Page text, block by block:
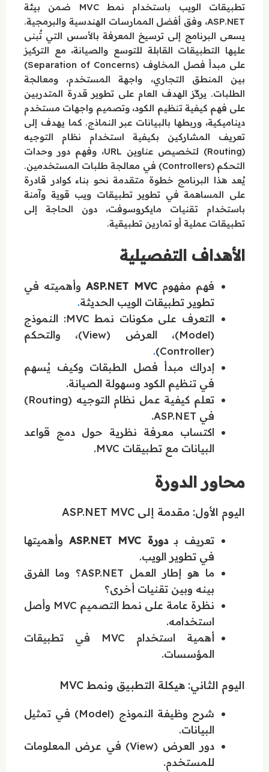
تطبيقات الويب باستخدام نمط MVC ضمن بيئة
ASP.NET، وفق أفضل الممارسات الهندسية والبرمجية.
يسعى البرنامج إلى ترسيخ المعرفة بالأسس التي تُبنى
عليها التطبيقات القابلة للتوسع والصيانة، مع التركيز
على مبدأ فصل المخاوف (Separation of Concerns)
بين المنطق التجاري، واجهة المستخدم، ومعالجة
الطلبات. يركّز الهدف العام على تطوير قدرة المتدربين
على فهم كيفية تنظيم الكود، وتصميم واجهات مستخدم
ديناميكية، وربطها بالبيانات عبر النماذج. كما يهدف إلى
تعريف المشاركين بكيفية استخدام نظام التوجيه
(Routing) لتخصيص عناوين URL، وفهم دور وحدات
التحكم (Controllers) في معالجة طلبات المستخدمين.
يُعد هذا البرنامج خطوة متقدمة نحو بناء كوادر قادرة
على المساهمة في تطوير تطبيقات ويب قوية وآمنة
باستخدام تقنيات مايكروسوفت، دون الحاجة إلى
تطبيقات عملية أو تمارين تطبيقية.
الأهداف التفصيلية
فهم مفهومASP.NET MVCوأهميته في
تطوير تطبيقات الويب الحديثة.
التعرف على مكونات نمط MVC: النموذج
(Model)، العرض (View)، والتحكم
(Controller)
.
إدراك مبدأ فصل الطبقات وكيف يُسهم
في تنظيم الكود وسهولة الصيانة.
تعلم كيفية عمل نظام التوجيه (Routing)
في ASP.NET.
اكتساب معرفة نظرية حول دمج قواعد
البيانات مع تطبيقات MVC.
محاور الدورة
اليوم الأول: مقدمة إلى ASP.NET MVC
تعريف بـدورة ASP.NET MVC
وأهميتها
في تطوير الويب.
ما هو إطار العمل ASP.NET؟ وما الفرق
بينه وبين تقنيات أخرى؟
نظرة عامة على نمط التصميم MVC وأصل
استخدامه.
أهمية استخدام MVC في تطبيقات
المؤسسات.
اليوم الثاني: هيكلة التطبيق ونمط MVC
شرح وظيفة النموذج (Model) في تمثيل
البيانات.
دور العرض (View) في عرض المعلومات
للمستخدم.